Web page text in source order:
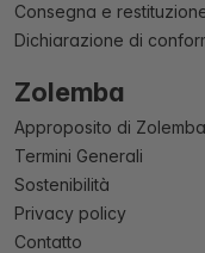
Consegna e
Dichiarazione di
Zolemba
Approposito di Zolemba
Termini Generali
Sostenibilità
Privacy policy
Contatto